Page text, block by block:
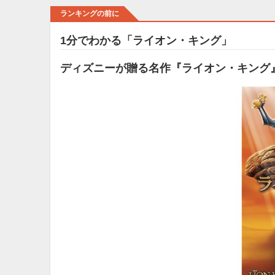
ランキングの前に
1分でわかる「ライオン・キング」
ディズニーが贈る名作『ライオン・キング